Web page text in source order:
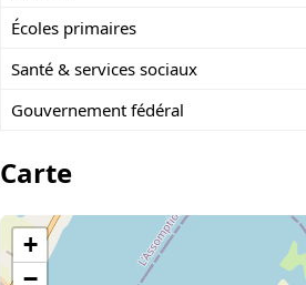
Écoles primaires
Santé & services sociaux
Gouvernement fédéral
Carte
+
−